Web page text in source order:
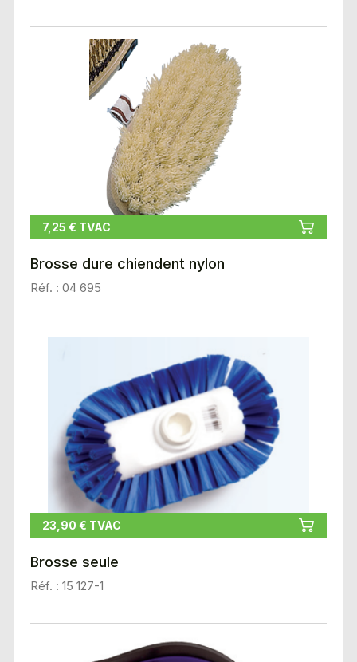
7,25 € TVAC
Brosse dure chiendent nylon
Réf. : 04 695
23,90 € TVAC
Brosse seule
Réf. : 15 127-1